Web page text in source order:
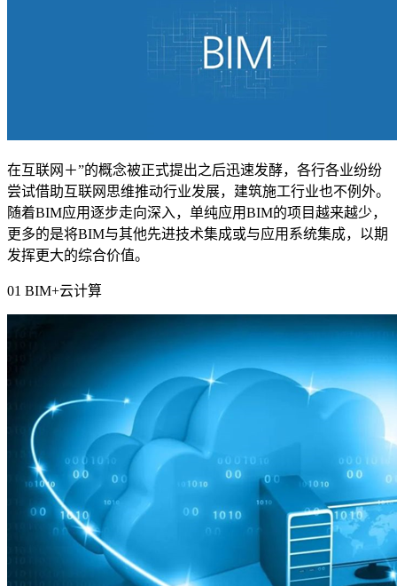
在互联网＋”的概念被正式提出之后迅速发酵，各行各业纷纷
尝试借助互联网思维推动行业发展，建筑施工行业也不例外。
随着BIM应用逐步走向深入，单纯应用BIM的项目越来越少，
更多的是将BIM与其他先进技术集成或与应用系统集成，以期
发挥更大的综合价值。
01 BIM+云计算